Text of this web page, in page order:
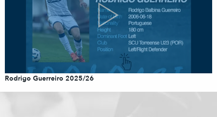
Rodrigo Guerreiro 2025/26